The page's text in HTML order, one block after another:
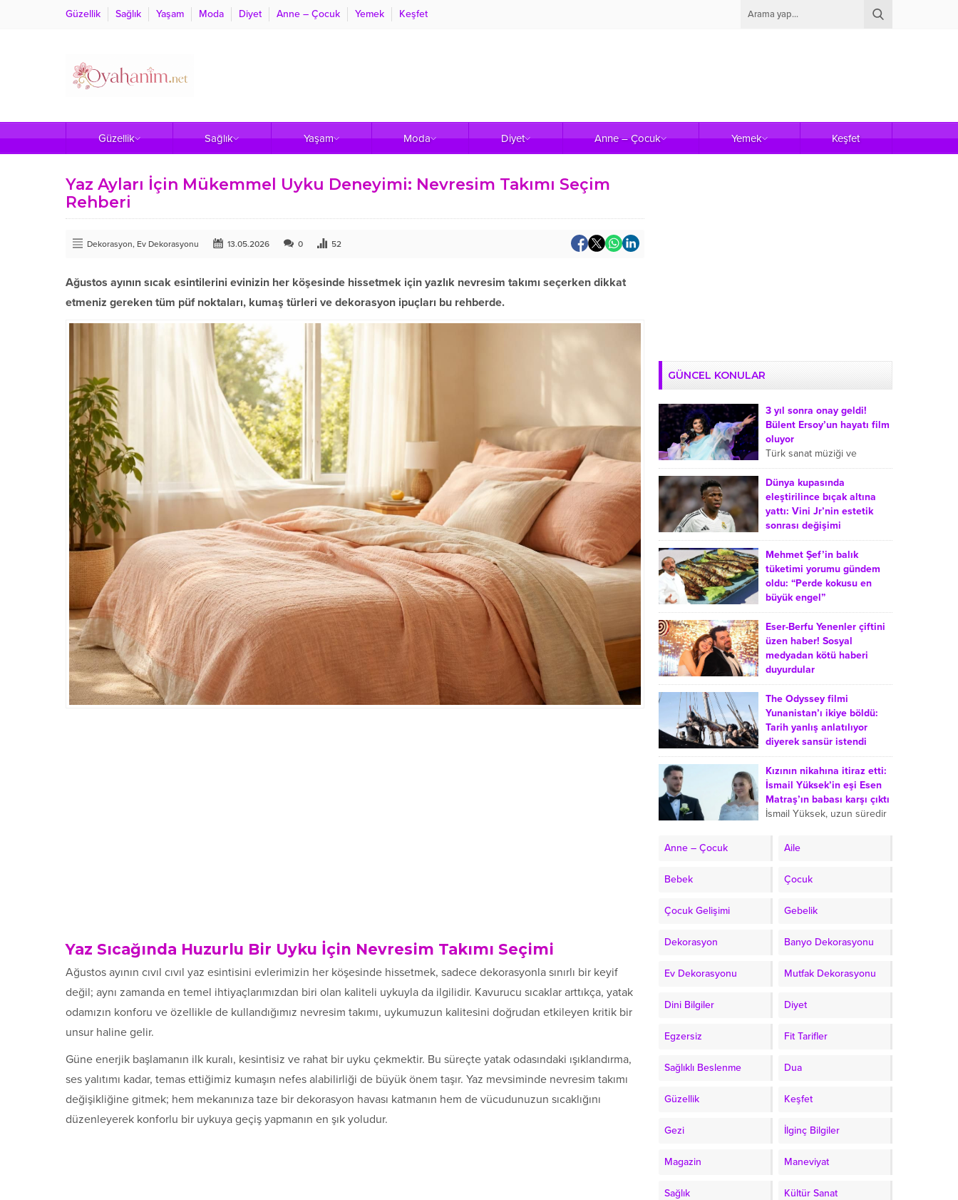
Güzellik Sağlık Yaşam Moda Diyet Anne – Çocuk Yemek Keşfet
Güzellik Sağlık Yaşam Moda Diyet Anne – Çocuk Yemek Keşfet
Yaz Ayları İçin Mükemmel Uyku Deneyimi: Nevresim Takımı Seçim
Rehberi
Dekorasyon, Ev Dekorasyonu 13.05.2026 0 52
Ağustos ayının sıcak esintilerini evinizin her köşesinde hissetmek için yazlık nevresim takımı seçerken dikkat
etmeniz gereken tüm püf noktaları, kumaş türleri ve dekorasyon ipuçları bu rehberde.
Yaz Sıcağında Huzurlu Bir Uyku İçin Nevresim Takımı Seçimi
Ağustos ayının cıvıl cıvıl yaz esintisini evlerimizin her köşesinde hissetmek, sadece dekorasyonla sınırlı bir keyif
değil; aynı zamanda en temel ihtiyaçlarımızdan biri olan kaliteli uykuyla da ilgilidir. Kavurucu sıcaklar arttıkça, yatak
odamızın konforu ve özellikle de kullandığımız nevresim takımı, uykumuzun kalitesini doğrudan etkileyen kritik bir
unsur haline gelir.
Güne enerjik başlamanın ilk kuralı, kesintisiz ve rahat bir uyku çekmektir. Bu süreçte yatak odasındaki ışıklandırma,
ses yalıtımı kadar, temas ettiğimiz kumaşın nefes alabilirliği de büyük önem taşır. Yaz mevsiminde nevresim takımı
değişikliğine gitmek; hem mekanınıza taze bir dekorasyon havası katmanın hem de vücudunuzun sıcaklığını
düzenleyerek konforlu bir uykuya geçiş yapmanın en şık yoludur.
GÜNCEL KONULAR
3 yıl sonra onay geldi!
Bülent Ersoy’un hayatı film
oluyor
Türk sanat müziği ve
arabeskin sevilen
isimlerinden Bülent Ersoy’un
hayatı sinemaya uyarlanıyor.
Ersoy’un film projesiyle ilgili
süreçte, onayın yaklaşık üç...
Dünya kupasında
eleştirilince bıçak altına
yattı: Vini Jr’nin estetik
sonrası değişimi
Dünya Kupası sonrasında
Real Madrid’de forma giyen
Brezilyalı futbolcu Vinicius
Junior’ın çene operasyonu
geçirdiği yönündeki haberler
gündeme geldi. Sosyal
medyada...
Mehmet Şef’in balık
tüketimi yorumu gündem
oldu: “Perde kokusu en
büyük engel”
MasterChef Türkiye’nin
sevilen jüri üyesi Mehmet
Yalçınkaya, Türkiye’de
evlerde balık tüketiminin
azalmasına yol açtığını
düşündüğü iki sebebi anlattı.
Şef, balık...
Eser-Berfu Yenenler çiftini
üzen haber! Sosyal
medyadan kötü haberi
duyurdular
Uzun süredir gözlerden
uzak yaşayan Eser Yenenler
ve Berfu Yenenler çifti,
takipçilerini üzen bir
gelişmeyi duyurdu. Berfu
Yenenler, üçüncü kez...
The Odyssey filmi
Yunanistan’ı ikiye böldü:
Tarih yanlış anlatılıyor
diyerek sansür istendi
The Odyssey film Greece
censored wrong history
request Lina Mendoni Lifo
Renos Charalambides
Oppenheimer 975 million
Kızının nikahına itiraz etti:
İsmail Yüksek’in eşi Esen
Matraş’ın babası karşı çıktı
İsmail Yüksek, uzun süredir
Matraş ile nikah masasına
olan...
Anne – Çocuk Aile
Bebek Çocuk
Çocuk Gelişimi Gebelik
Dekorasyon Banyo Dekorasyonu
Ev Dekorasyonu Mutfak Dekorasyonu
Dini Bilgiler Diyet
Egzersiz Fit Tarifler
Sağlıklı Beslenme Dua
Güzellik Keşfet
Gezi İlginç Bilgiler
Magazin Maneviyat
Sağlık Kültür Sanat